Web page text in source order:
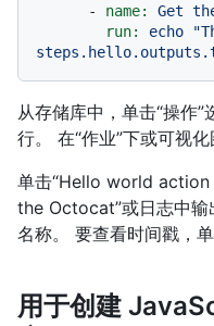
-
name: Get
run:
echo
从存储库中，单击“操作
行。 在“作业”下或可视化
单击“Hello world action
the Octocat”或日志中输
名称。 要查看时间戳，单
用于创建